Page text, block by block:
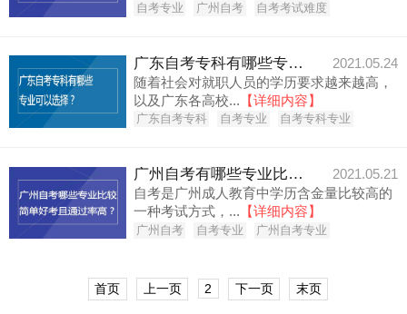
自考专业 广州自考 自考考试难度
广东自考专科有哪些专业可以选择？
2021.05.24
随着社会对就职人员的学历要求越来越高，
以及广东各高校... 【详细内容】
广东自考专科 自考专业 自考专科专业
广州自考有哪些专业比较简单好考？
2021.05.21
自考是广州成人教育中学历含金量比较高的
一种考试方式，... 【详细内容】
广州自考 自考专业 广州自考专业
首页 上一页 2 下一页 末页